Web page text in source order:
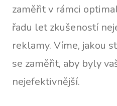
zaměřit v rámci
řadu let zkušeností
reklamy. Víme, jakou
se zaměřit, aby byly
nejefektivnější.